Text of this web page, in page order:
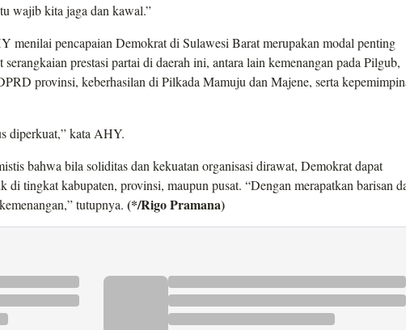
wajib kita jaga dan kawal.”
menilai pencapaian Demokrat di Sulawesi Barat merupakan modal penting
prestasi partai di daerah ini, antara lain kemenangan pada Pilgub,
provinsi, keberhasilan di Pilkada Mamuju dan Majene, serta
diperkuat,” kata AHY.
bahwa bila soliditas dan kekuatan organisasi dirawat, Demokrat dapat
di tingkat kabupaten, provinsi, maupun pusat. “Dengan merapatkan barisan
tutupnya. (*/Rigo Pramana)